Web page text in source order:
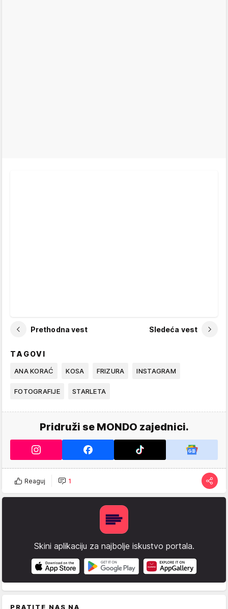
Prethodna vest Sledeća vest
TAGOVI
ANA KORAĆ KOSA FRIZURA INSTAGRAM
FOTOGRAFIJE STARLETA
Pridruži se MONDO zajednici.
Reaguj 1
Skini aplikaciju za najbolje iskustvo portala.
PRATITE NAS NA